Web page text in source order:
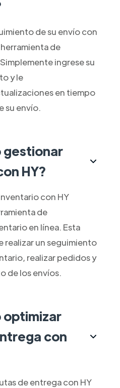
de su envío con
de
ingrese su
y le
en tiempo
su envío.
gestionar
HY?
con HY
de
en línea. Esta
realizar un seguimiento
realizar pedidos y
de los envíos.
optimizar
con
de entrega con HY